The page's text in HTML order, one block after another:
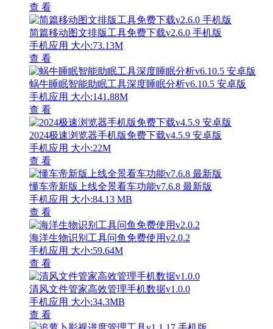
查 看
简篇移动图文排版工具免费下载v2.6.0 手机版
手机应用 大小:73.13M
查 看
蜗牛睡眠智能助眠工具深度睡眠分析v6.10.5 安卓版
手机应用 大小:141.88M
查 看
2024极速浏览器手机版免费下载v4.5.9 安卓版
手机应用 大小:22M
查 看
懂车帝新版上线全景看车功能v7.6.8 最新版
手机应用 大小:84.13 MB
查 看
海洋生物识别工具问鱼免费使用v2.0.2
手机应用 大小:59.64M
查 看
清风文件管家高效管理手机数据v1.0.0
手机应用 大小:34.3MB
查 看